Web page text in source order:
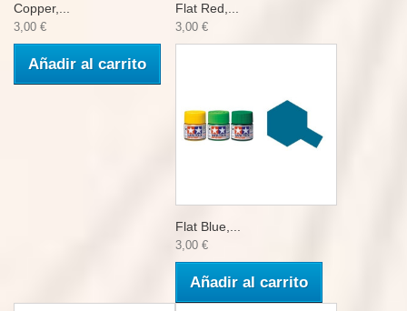
Copper,...
3,00 €
Añadir al carrito
Flat Red,...
3,00 €
Flat Blue,...
3,00 €
Añadir al carrito